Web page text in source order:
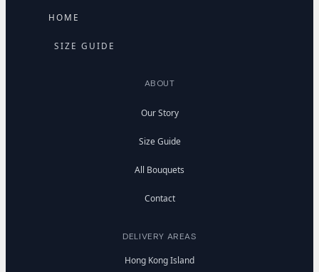
HOME
SIZE GUIDE
ABOUT
Our Story
Size Guide
All Bouquets
Contact
DELIVERY AREAS
Hong Kong Island